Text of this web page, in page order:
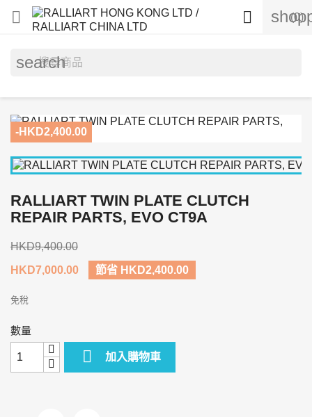
 (0)

search
-HKD2,400.00
RALLIART TWIN PLATE CLUTCH
REPAIR PARTS, EVO CT9A
HKD9,400.00
HKD7,000.00
節省 HKD2,400.00
免稅
數量
 加入購物車